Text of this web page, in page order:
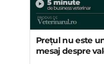
Prețul nu este
mesaj despre